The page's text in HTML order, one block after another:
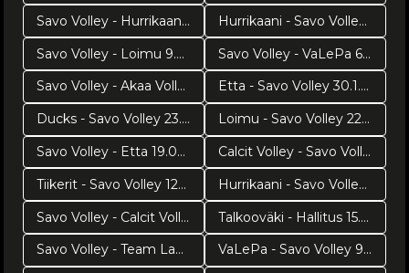
Savo Volley - Hurrikaani 23.2.2019
Hurrikaani - Savo Volley 20.2.2019
Savo Volley - Loimu 9.2.2019
Savo Volley - VaLePa 6.2.2019
Savo Volley - Akaa Volley 2.2.2019
Etta - Savo Volley 30.1.2019
Ducks - Savo Volley 23.1.2019
Loimu - Savo Volley 22.1.2019
Savo Volley - Etta 19.01.2019
Calcit Volley - Savo Volley 16.1.2018
Tiikerit - Savo Volley 120119
Hurrikaani - Savo Volley 8.1.2019
Savo Volley - Calcit Volley 18.12.2018
Talkooväki - Hallitus 15.12.2018
Savo Volley - Team Lakkapää 15.12.2018
VaLePa - Savo Volley 9.12.2018